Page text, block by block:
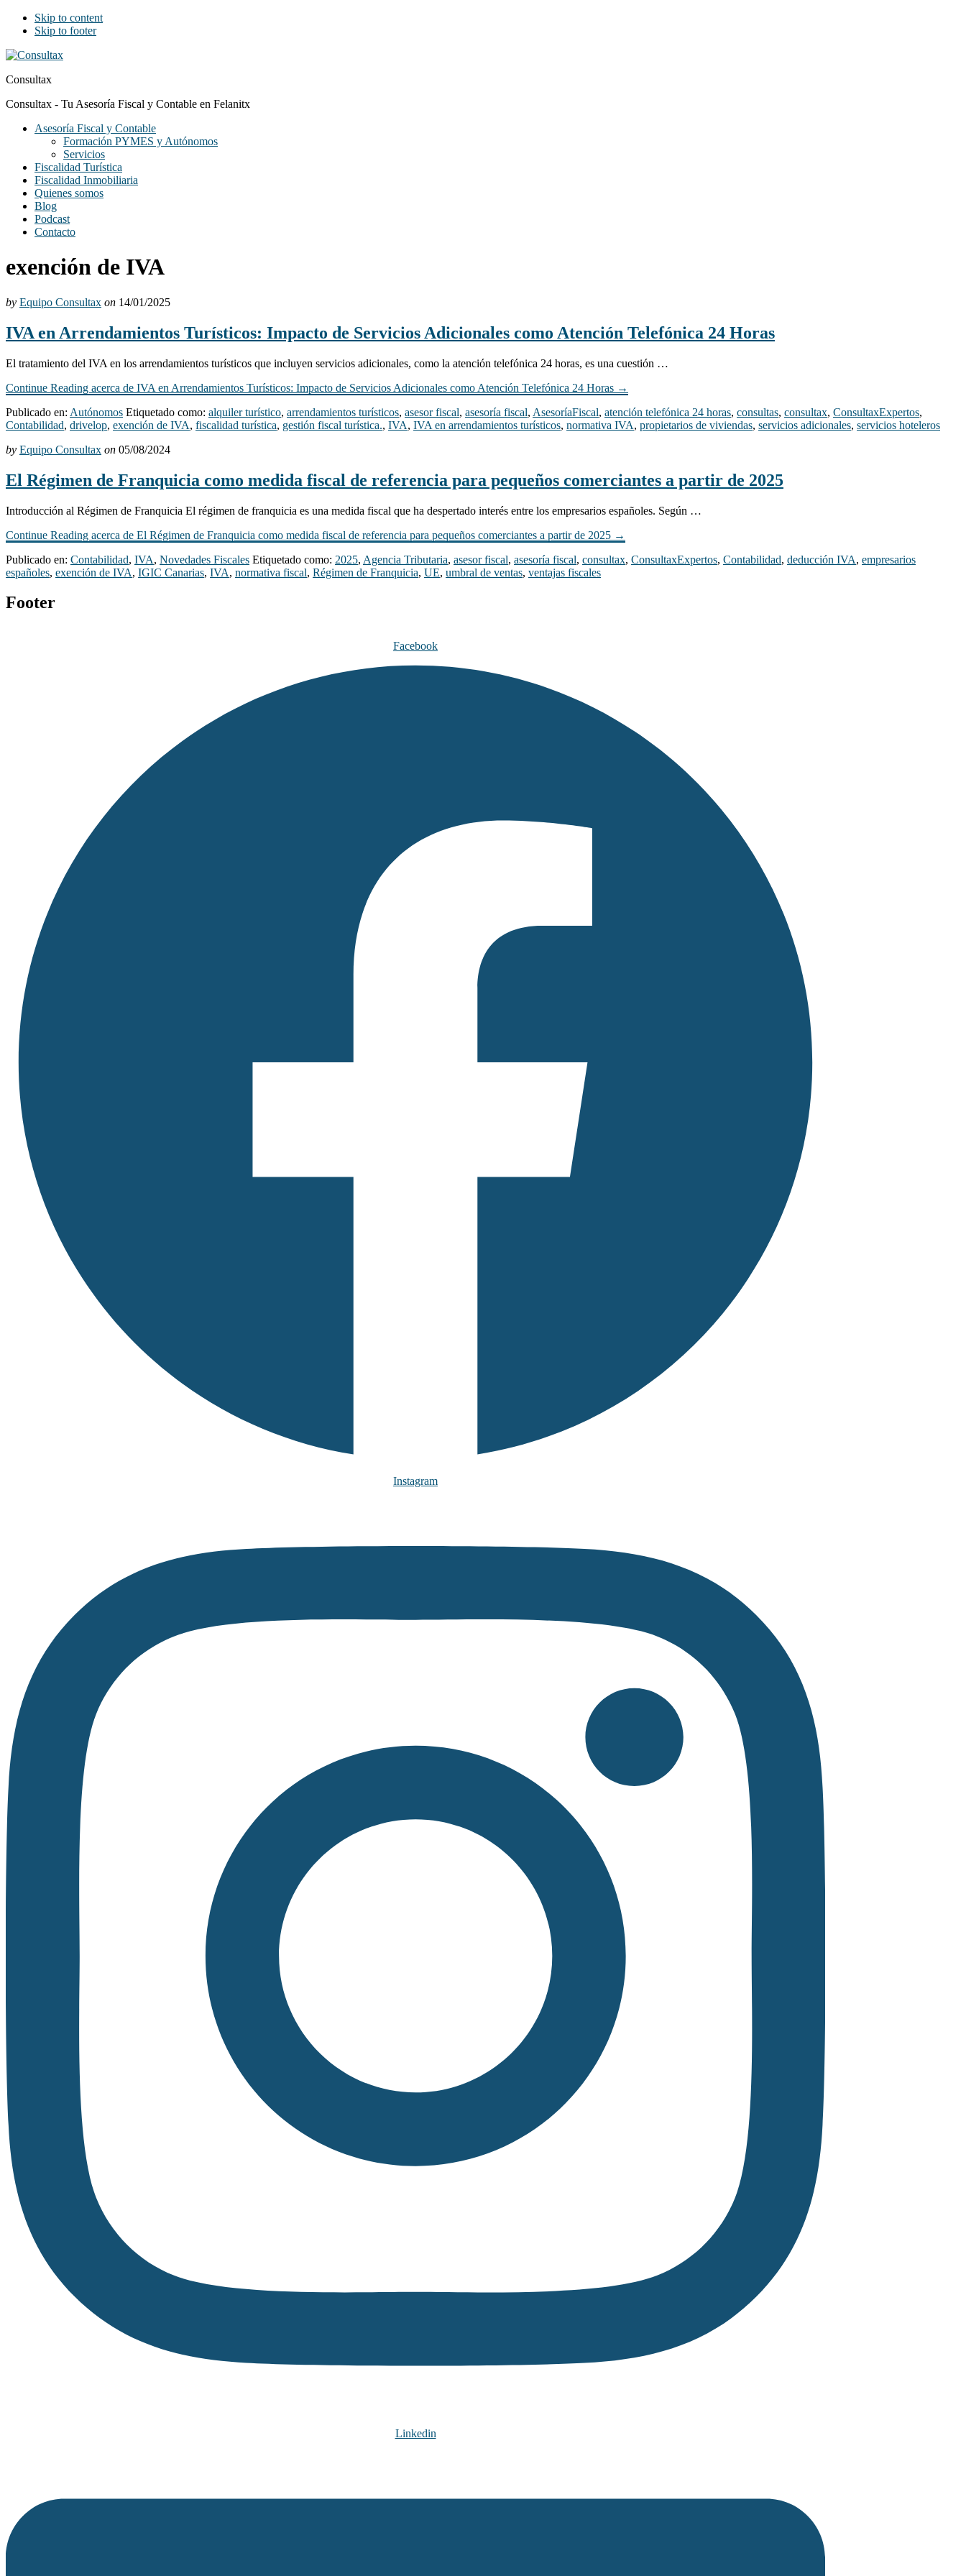
Skip to content
Skip to footer
Consultax
Consultax - Tu Asesoría Fiscal y Contable en Felanitx
Asesoría Fiscal y Contable
Formación PYMES y Autónomos
Servicios
Fiscalidad Turística
Fiscalidad Inmobiliaria
Quienes somos
Blog
Podcast
Contacto
exención de IVA
by Equipo Consultax on 14/01/2025
IVA en Arrendamientos Turísticos: Impacto de Servicios Adicionales como Atención Telefónica 24 Horas
El tratamiento del IVA en los arrendamientos turísticos que incluyen servicios adicionales, como la atención telefónica 24 horas, es una cuestión …
Continue Reading acerca de IVA en Arrendamientos Turísticos: Impacto de Servicios Adicionales como Atención Telefónica 24 Horas →
Publicado en: Autónomos Etiquetado como: alquiler turístico, arrendamientos turísticos, asesor fiscal, asesoría fiscal, AsesoríaFiscal, atención telefónica 24 horas, consultas, consultax, ConsultaxExpertos,
Contabilidad, drivelop, exención de IVA, fiscalidad turística, gestión fiscal turística., IVA, IVA en arrendamientos turísticos, normativa IVA, propietarios de viviendas, servicios adicionales, servicios hoteleros
by Equipo Consultax on 05/08/2024
El Régimen de Franquicia como medida fiscal de referencia para pequeños comerciantes a partir de 2025
Introducción al Régimen de Franquicia El régimen de franquicia es una medida fiscal que ha despertado interés entre los empresarios españoles. Según …
Continue Reading acerca de El Régimen de Franquicia como medida fiscal de referencia para pequeños comerciantes a partir de 2025 →
Publicado en: Contabilidad, IVA, Novedades Fiscales Etiquetado como: 2025, Agencia Tributaria, asesor fiscal, asesoría fiscal, consultax, ConsultaxExpertos, Contabilidad, deducción IVA, empresarios
españoles, exención de IVA, IGIC Canarias, IVA, normativa fiscal, Régimen de Franquicia, UE, umbral de ventas, ventajas fiscales
Footer
Facebook
Instagram
Linkedin